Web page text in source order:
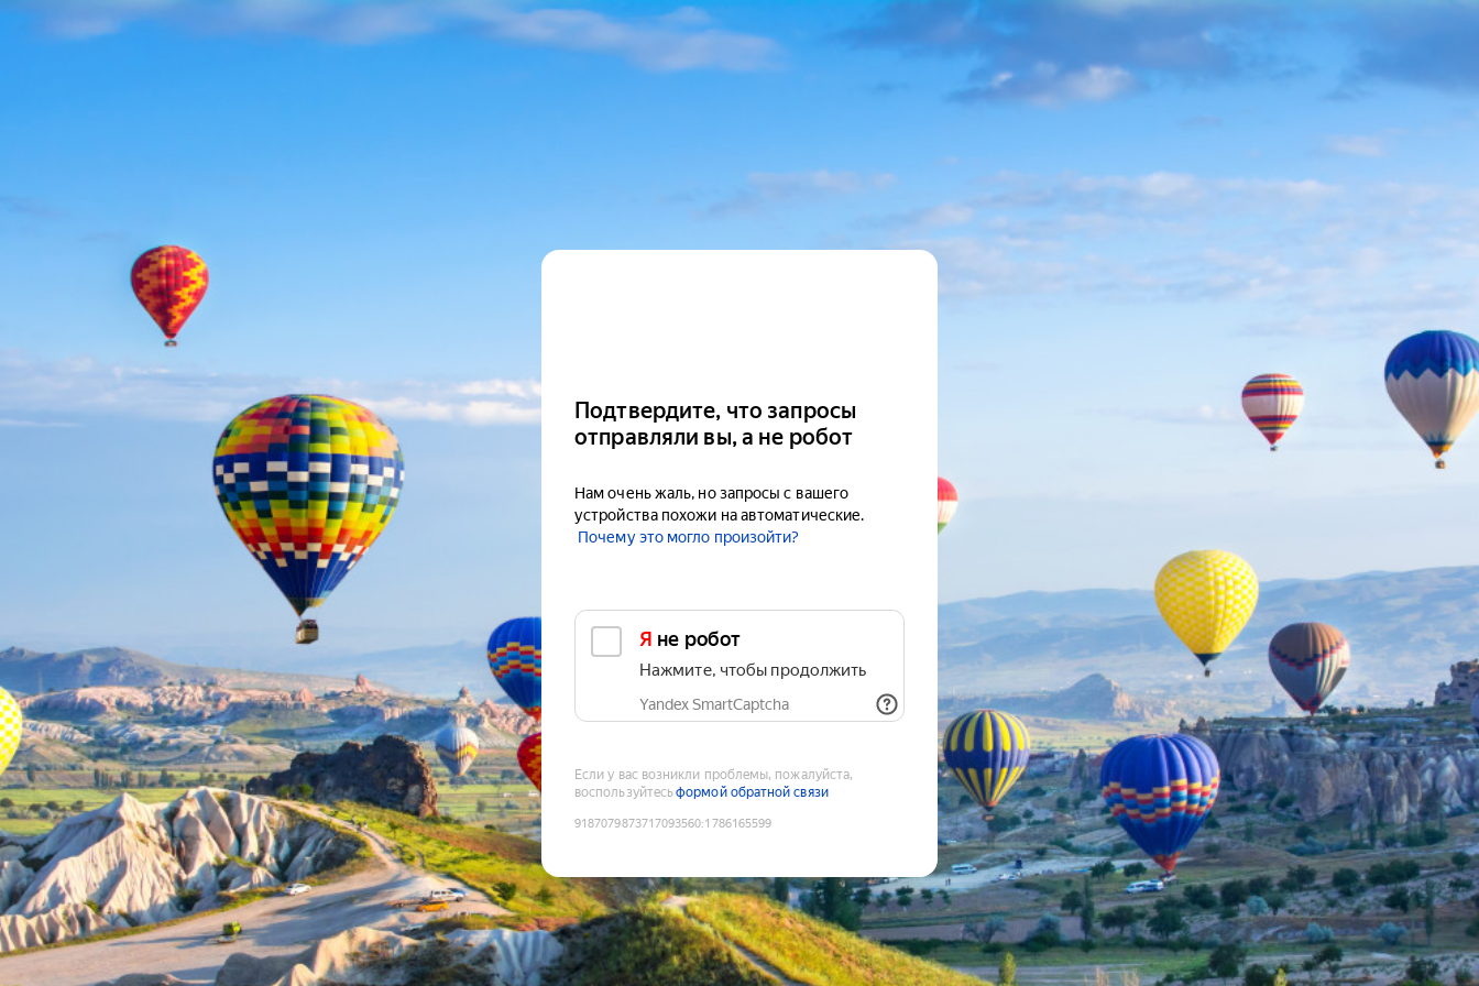
Подтвердите, что запросы
отправляли вы, а не робот
Нам очень жаль, но запросы с вашего
устройства похожи на автоматические.
Почему это могло произойти?
Я не робот
Нажмите, чтобы продолжить
Yandex SmartCaptcha
Если у вас возникли проблемы, пожалуйста,
воспользуйтесьформой обратной связи
9187079873717093560:1786165599